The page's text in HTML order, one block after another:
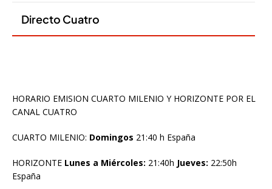
HORARIO EMISION CUARTO MILENIO Y HORIZONTE POR EL
CANAL CUATRO
CUARTO MILENIO: Domingos 21:40 h España
HORIZONTE Lunes a Miércoles: 21:40h Jueves: 22:50h
España